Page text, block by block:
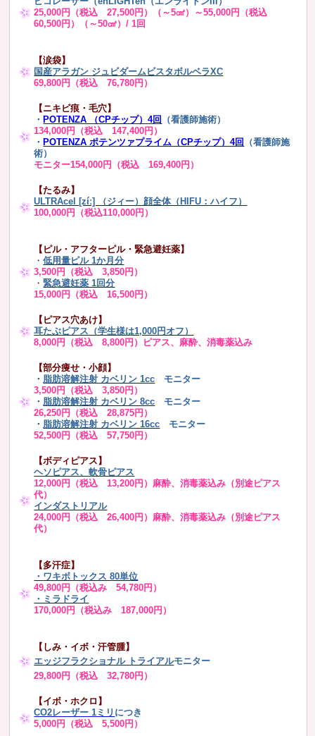
25,000円（税込 27,500円）（～5㎠）～55,000円（税込
60,500円）（～50㎠）/ 1回
【涙袋】
国産アラガン ジュビダームビスタボルベラXC
69,800円（税込 76,780円）
【ニキビ痕・毛穴】
・ POTENZA （CPチップ）4回
（看護師施術）
134,000円（税込 147,400円）
・ POTENZA ポテンツァプライム（CPチップ）4回
（看護師施
術）
モニター154,000円（税込 169,400円）
【たるみ】
ULTRAcel [zíː] （ジィー）顔全体（HIFU：ハイフ）
100,000円（税込110,000円）
【ピル・アフターピル・緊急避妊薬】
・低用量ピル 1か月分
3,500円（税込 3,850円）
・緊急避妊薬 1回分
15,000円（税込 16,500円）
【ピアス穴あけ】
耳たぶピアス（学生様は1,000円オフ）
8,000円（税込 8,800円）ピアス、麻酔、消毒薬込み
【部分痩せ・小顔】
・ 脂肪溶解注射 カベリン 1cc モニター
3,500円（税込 3,850円）
・ 脂肪溶解注射 カベリン 8cc モニター
26,250円（税込 28,875円）
・ 脂肪溶解注射 カベリン 16cc
モニター
52,500円（税込 57,750円）
【ボディピアス】
ヘソピアス、軟骨ピアス
12,000円（税込 13,200円）麻酔、消毒薬込み（別途ピアス
代）
インダストリアル
24,000円（税込 26,400円）麻酔、消毒薬込み（別途ピアス
代）
【多汗症】
・ ワキボトックス 80単位
49,800円（税込み 54,780円）
・ミラドライ
170,000円（税込み 187,000円）
【しみ・イボ・汗管腫】
エッジフラクショナル トライアルモニター
29,800円（税込 32,780円）
【イボ・ホクロ】
CO2レーザー 1ミリ につき
5,000円（税込 5,500円）